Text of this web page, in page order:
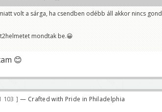
nem csinált.volt a sárga, ha csendben odébb áll akkor nincs gond
mondtak be.😀
😊
103 — Crafted with Pride in Philadelphia